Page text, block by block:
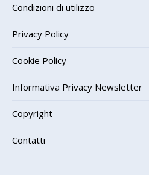
Condizioni di utilizzo
Privacy Policy
Cookie Policy
Informativa Privacy Newsletter
Copyright
Contatti